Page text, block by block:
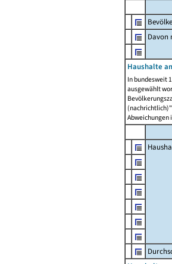
Davon
Haushalte
In bundesweit
ausgewählt
Abweichungen